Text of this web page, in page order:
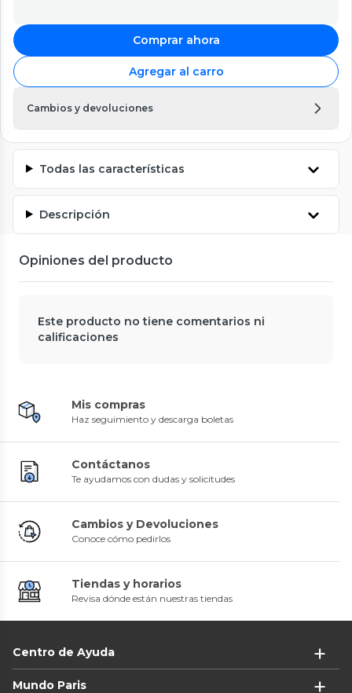
Comprar ahora
Agregar al carro
Cambios y devoluciones
Todas las características
Descripción
Opiniones del producto
Este producto no tiene comentarios ni
calificaciones
Mis compras
Haz seguimiento y descarga boletas
Contáctanos
Te ayudamos con dudas y solicitudes
Cambios y Devoluciones
Conoce cómo pedirlos
Tiendas y horarios
Revisa dónde están nuestras tiendas
Centro de Ayuda
Mundo Paris